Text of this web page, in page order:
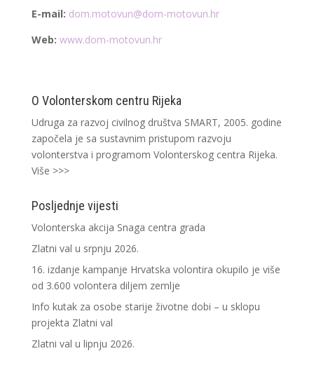
E-mail: dom.motovun@dom-motovun.hr
Web: www.dom-motovun.hr
O Volonterskom centru Rijeka
Udruga za razvoj civilnog društva SMART, 2005. godine
započela je sa sustavnim pristupom razvoju
volonterstva i programom Volonterskog centra Rijeka.
Više >>>
Posljednje vijesti
Volonterska akcija Snaga centra grada
Zlatni val u srpnju 2026.
16. izdanje kampanje Hrvatska volontira okupilo je više
od 3.600 volontera diljem zemlje
Info kutak za osobe starije životne dobi – u sklopu
projekta Zlatni val
Zlatni val u lipnju 2026.